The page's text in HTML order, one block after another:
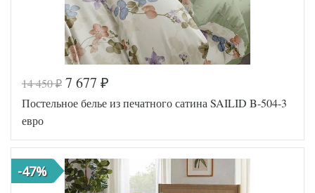
14 450₽ 7 677 ₽
Постельное белье из печатного сатина SAILID B-504-3
евро
-47%